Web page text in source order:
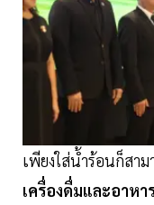
เพียงใส่น้ำร้อนก็สา
เครื่องดื่มและอาหา